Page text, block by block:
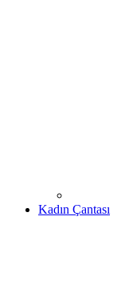
Kadın Çantası